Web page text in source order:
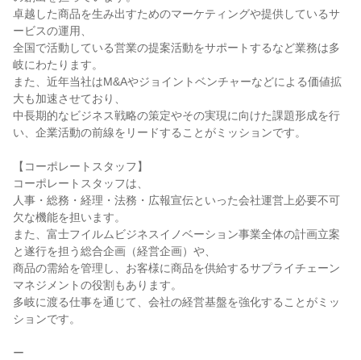
卓越した商品を生み出すためのマーケティングや提供しているサ
ービスの運用、
全国で活動している営業の提案活動をサポートするなど業務は多
岐にわたります。
また、近年当社はM&Aやジョイントベンチャーなどによる価値拡
大も加速させており、
中長期的なビジネス戦略の策定やその実現に向けた課題形成を行
い、企業活動の前線をリードすることがミッションです。
【コーポレートスタッフ】
コーポレートスタッフは、
人事・総務・経理・法務・広報宣伝といった会社運営上必要不可
欠な機能を担います。
また、富士フイルムビジネスイノベーション事業全体の計画立案
と遂行を担う総合企画（経営企画）や、
商品の需給を管理し、お客様に商品を供給するサプライチェーン
マネジメントの役割もあります。
多岐に渡る仕事を通じて、会社の経営基盤を強化することがミッ
ションです。
ー